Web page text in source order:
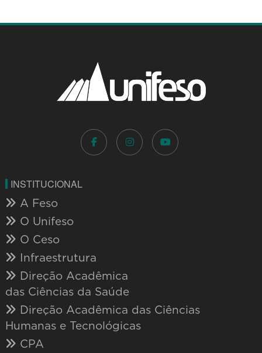
INSTITUCIONAL
A Feso
O Unifeso
O Ceso
Infraestrutura
Direção Acadêmica
das Ciências da Saúde
Direção Acadêmica das Ciências
Humanas e Tecnológicas
CPA